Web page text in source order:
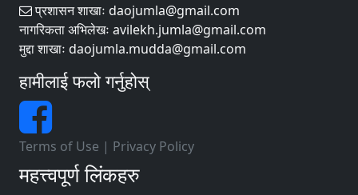
प्रशासन शाखाः daojumla@gmail.com
नागरिकता अभिलेखः avilekh.jumla@gmail.com
मुद्दा शाखाः daojumla.mudda@gmail.com
हामीलाई फलो गर्नुहोस्
Terms of Use | Privacy Policy
महत्त्वपूर्ण लिंकहरु